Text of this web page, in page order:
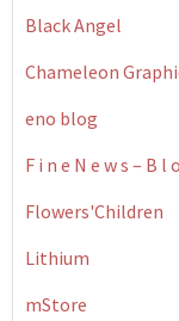
Black Angel
Chameleon
eno blog
F i n e N e w s – B l
Flowers'Children
Lithium
mStore